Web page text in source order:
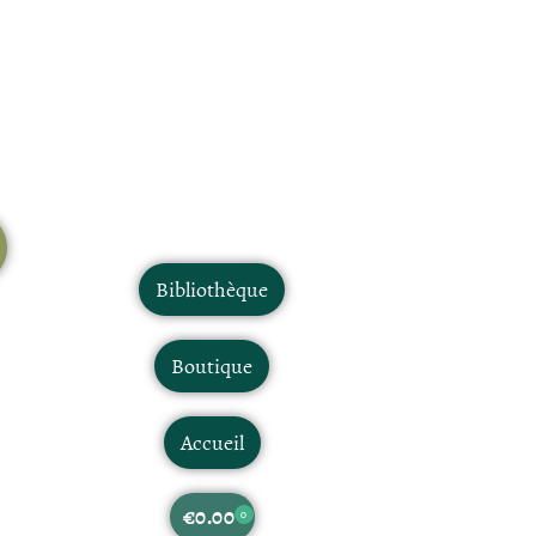
Bibliothèque
Boutique
Accueil
€0.00 0